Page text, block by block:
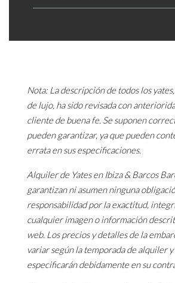
Nota: La descripción de todos los
de lujo, ha sido revisada con
cliente de buena fe. Se suponen
pueden garantizar, ya que pueden
errata en sus especificaciones.
Alquiler de Yates en Ibiza & Barcos
garantizan ni asumen ninguna
responsabilidad por la exactitud,
cualquier imagen o información
web. Los precios y detalles de la
variar según la temporada de alquiler y
especificarán debidamente en su